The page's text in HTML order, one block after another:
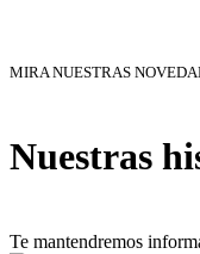
MIRA NUESTRAS
Nuestras
Te mantendremos